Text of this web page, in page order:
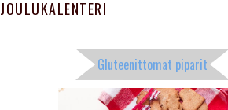
JOULUKALENTERI
Gluteenittomat piparit